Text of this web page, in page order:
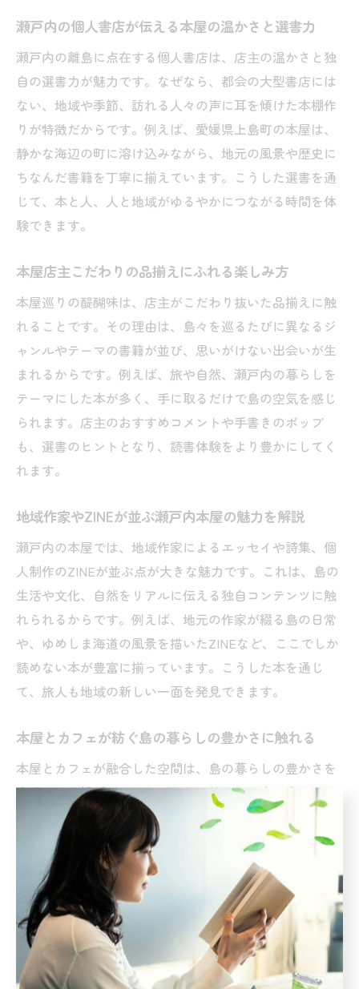
瀬戸内の個人書店が伝える本屋の温かさと選書力
瀬戸内の離島に点在する個人書店は、店主の温かさと独
自の選書力が魅力です。なぜなら、都会の大型書店には
ない、地域や季節、訪れる人々の声に耳を傾けた本棚作
りが特徴だからです。例えば、愛媛県上島町の本屋は、
静かな海辺の町に溶け込みながら、地元の風景や歴史に
ちなんだ書籍を丁寧に揃えています。こうした選書を通
じて、本と人、人と地域がゆるやかにつながる時間を体
験できます。
本屋店主こだわりの品揃えにふれる楽しみ方
本屋巡りの醍醐味は、店主がこだわり抜いた品揃えに触
れることです。その理由は、島々を巡るたびに異なるジ
ャンルやテーマの書籍が並び、思いがけない出会いが生
まれるからです。例えば、旅や自然、瀬戸内の暮らしを
テーマにした本が多く、手に取るだけで島の空気を感じ
られます。店主のおすすめコメントや手書きのポップ
も、選書のヒントとなり、読書体験をより豊かにしてく
れます。
地域作家やZINEが並ぶ瀬戸内本屋の魅力を解説
瀬戸内の本屋では、地域作家によるエッセイや詩集、個
人制作のZINEが並ぶ点が大きな魅力です。これは、島の
生活や文化、自然をリアルに伝える独自コンテンツに触
れられるからです。例えば、地元の作家が綴る島の日常
や、ゆめしま海道の風景を描いたZINEなど、ここでしか
読めない本が豊富に揃っています。こうした本を通じ
て、旅人も地域の新しい一面を発見できます。
本屋とカフェが紡ぐ島の暮らしの豊かさに触れる
本屋とカフェが融合した空間は、島の暮らしの豊かさを
実感できる場所です。なぜなら、静かな店内で本をめく
りながら、香り高いお茶やコーヒーを味わう時間が、日
常の喧騒を忘れさせてくれるからです。愛媛県上島町の
ゆめしま海道沿いにも、こうした本屋カフェが点在し、
旅の途中に立ち寄ることで島の四季や人のあたたかさを
感じられます。読書とカフェの相乗効果が、心と体に安
らぎをもたらします。
愛媛独立系書店で感じる瀬戸内の新しい文化